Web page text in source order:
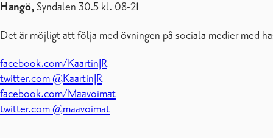
Hangö, Syndalen 30.5 kl. 08-21
Det är möjligt att följa med övningen på sociala medier med
facebook.com/KaartinJR
twitter.com @KaartinJR
facebook.com/Maavoimat
twitter.com @maavoimat